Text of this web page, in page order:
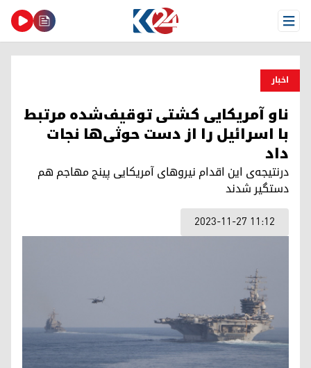
Open Menu
اخبار
ناو آمریکایی کشتی توقیف‌شده مرتبط
با اسرائیل را از دست حوثی‌ها نجات
داد
درنتیجه‌ی این اقدام نیروهای آمریکایی پینج مهاجم هم
دستگیر شدند
2023-11-27 11:12